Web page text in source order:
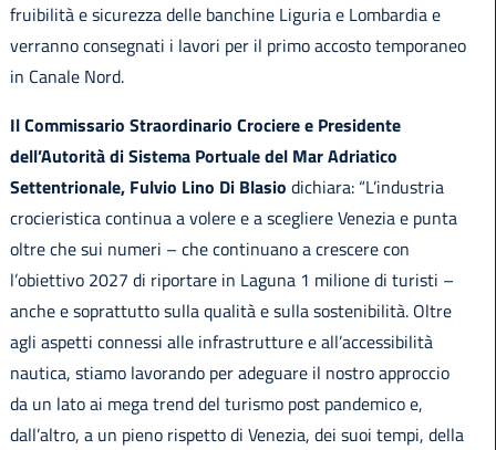
fruibilità e sicurezza delle banchine Liguria e Lombardia e
verranno consegnati i lavori per il primo accosto temporaneo
in Canale Nord.
Il Commissario Straordinario Crociere e Presidente
dell’Autorità di Sistema Portuale del Mar Adriatico
Settentrionale, Fulvio Lino Di Blasio dichiara: “L’industria
crocieristica continua a volere e a scegliere Venezia e punta
oltre che sui numeri – che continuano a crescere con
l’obiettivo 2027 di riportare in Laguna 1 milione di turisti –
anche e soprattutto sulla qualità e sulla sostenibilità. Oltre
agli aspetti connessi alle infrastrutture e all’accessibilità
nautica, stiamo lavorando per adeguare il nostro approccio
da un lato ai mega trend del turismo post pandemico e,
dall’altro, a un pieno rispetto di Venezia, dei suoi tempi, della